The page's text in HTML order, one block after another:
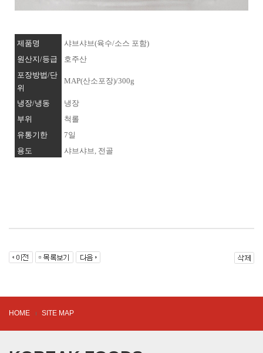
제품명
샤브샤브(육수/소스 포함)
원산지/등급
호주산
포장방법/단
위
MAP(산소포장)/300g
냉장/냉동
냉장
부위
척롤
유통기한
7일
용도
샤브샤브, 전골
HOME SITE MAP